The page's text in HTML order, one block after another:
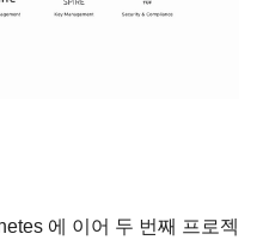
에 이어 두 번째 프로젝